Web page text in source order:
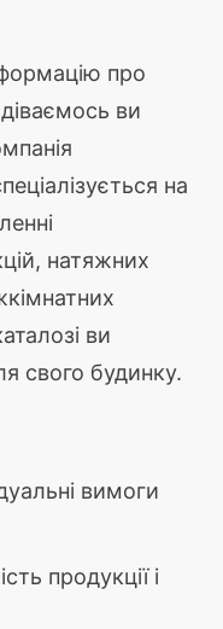
про
ви
на
натяжних
ви
свого будинку.
вимоги
продукції і